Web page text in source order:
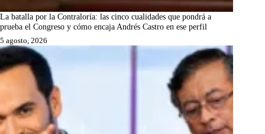
La batalla por la Contraloría: las cinco cualidades que pondrá a
prueba el Congreso y cómo encaja Andrés Castro en ese perfil
5 agosto, 2026